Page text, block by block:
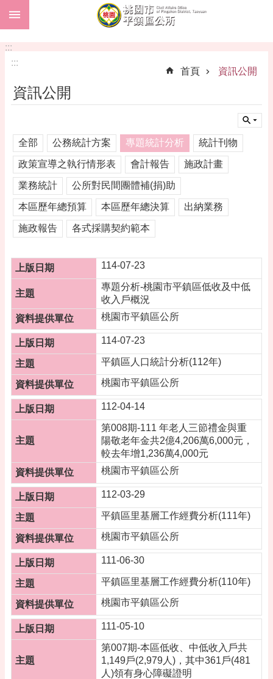
跳到主要內容區塊
進
階
本
區
介
紹
訊
告
便
民
資
機
關
通
訊
錄
相
資
料
活
動
報
名
專
回
首
頁
網
導
:::
:::
首頁
資訊公開
資訊公開
全部 公務統計方案 專題統計分析 統計刊物
政策宣導之執行情形表 會計報告 施政計畫
業務統計 公所對民間團體補(捐)助
本區歷年總預算 本區歷年總決算 出納業務
施政報告 各式採購契約範本
114-07-23
專題分析-桃園市平鎮區低收及中低
收入戶概況
桃園市平鎮區公所
114-07-23
平鎮區人口統計分析(112年)
桃園市平鎮區公所
112-04-14
第008期-111 年老人三節禮金與重
陽敬老年金共2億4,206萬6,000元，
較去年增1,236萬4,000元
桃園市平鎮區公所
112-03-29
平鎮區里基層工作經費分析(111年)
桃園市平鎮區公所
111-06-30
平鎮區里基層工作經費分析(110年)
桃園市平鎮區公所
111-05-10
第007期-本區低收、中低收入戶共
1,149戶(2,979人)，其中361戶(481
人)領有身心障礙證明